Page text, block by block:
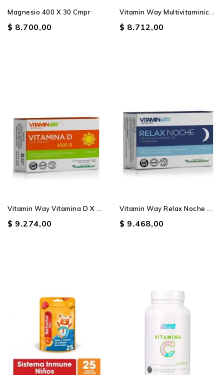
Magnesio 400 X 30 Cmpr
$ 8.700,00
V
Itamin Way Multivitaminico...
$ 8.712,00
V
Itamin Way Vitamina D X 30...
$ 9.274,00
V
Itamin Way Relax Noche X...
$ 9.468,00